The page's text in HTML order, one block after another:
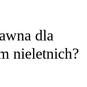
dla
nieletnich?